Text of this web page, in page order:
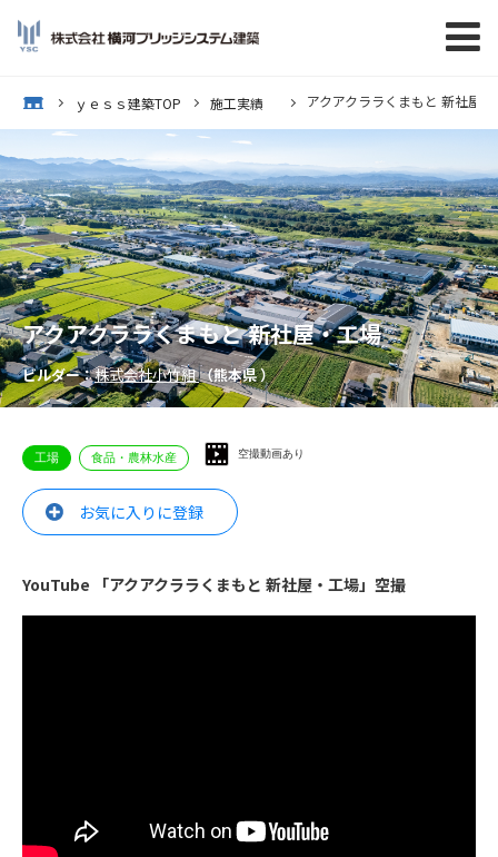
ｙｅｓｓ建築TOP 施工実績 アクアクララくまもと 新社屋
アクアクララくまもと 新社屋・工場
ビルダー：株式会社小竹組（熊本県 ）
工場 食品・農林水産 空撮動画あり
お気に入りに登録
YouTube 「アクアクララくまもと 新社屋・工場」空撮